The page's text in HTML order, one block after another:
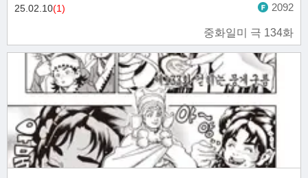
중화일미 극 134화
25.02.10(1) 2092